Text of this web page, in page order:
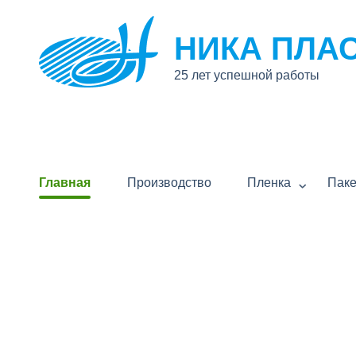
НИКА
25 лет успешной работы
Главная Производство Пленка